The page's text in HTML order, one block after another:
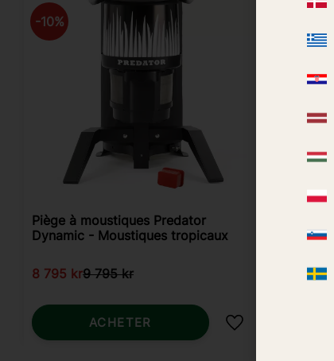
Piège à moustiques Predator
Dynamic - Moustiques tropicaux
8 795 kr9 795kr
10%
Ajouter aux
ACHETER
149kr